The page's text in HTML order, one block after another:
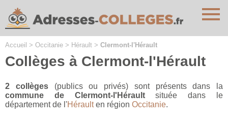
Accueil > Occitanie > Hérault > Clermont-l'Hérault
Collèges à Clermont-l'Hérault
2 collèges(publics ou privés) sont présents dans la
commune de Clermont-l'Héraultsituée dans le
département de l'Héraulten région Occitanie.